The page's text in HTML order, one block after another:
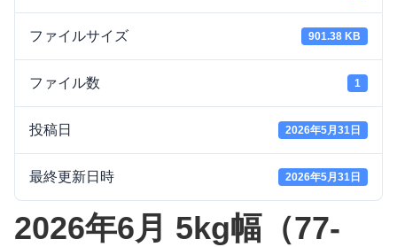
ファイルサイズ 901.38 KB
ファイル数 1
投稿日 2026年5月31日
最終更新日時 2026年5月31日
2026年6月 5kg幅（77-